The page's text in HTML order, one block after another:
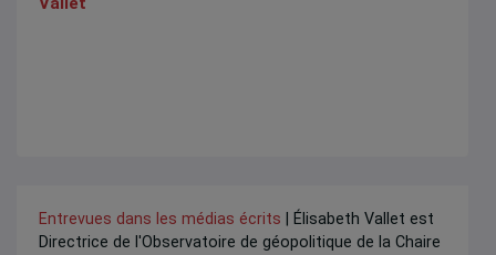
Entrevues dans les médias écrits | Élisabeth Vallet est
Directrice de l'Observatoire de géopolitique de la Chaire